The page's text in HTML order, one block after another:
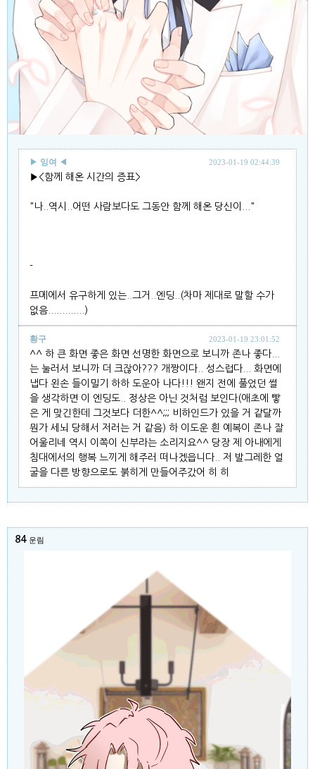
▶ 잉여 ◀ 2023-01-19 02:44:39
▶<함께 해온 시간의 증표>
"나..역시..어떤 사람보다도 그동안 함께 해온 당신이..."
-
프메에서 유구하게 있는..그거..엔딩..(차마 제대로 말할 수가
없음.............)
황구 2023-01-19 23:01:52
^^ 하 큰 화면 좋은 화면 선명한 화면으로 보니까 존나 좋다...
는 눌러서 보니까 더 크잖아??? 개짱이다.. 성스럽다... 화면에
냅다 왼손 들이밀기 하하 도운아 나다!!! 왠지 전에 풀었던 썰
을 생각하면 이 엔딩도.. 정상은 아닌 것처럼 보인다(애초에 빻
은 게 맞긴한데 그것보다 더한^^;;; 비하인드가 있을 거 같달까
뭔가 세뇌 당해서 저러는 거 같음) 하 이도운 흰 예복이 존나 잘
어울리네 역시 이쪽이 신부라는 소리지요^^ 당장 제 아내에게
침대에서의 행복 느끼게 해주러 떠나겠읍니다.. 저 발그레한 얼
굴을 다른 방향으로도 붉히게 만들어주갔어 히 히
84 운림